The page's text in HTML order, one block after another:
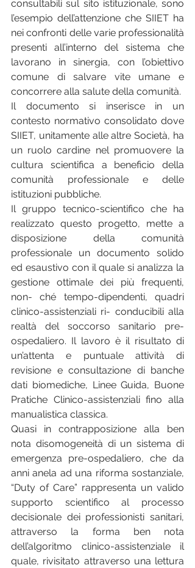
consultabili sul sito istituzionale, sono
l’esempio dell’attenzione che SIIET ha
nei confronti delle varie professionalità
presenti all’interno del sistema che
lavorano in sinergia, con l’obiettivo
comune di salvare vite umane e
concorrere alla salute della comunità.
Il documento si inserisce in un
contesto normativo consolidato dove
SIIET, unitamente alle altre Società, ha
un ruolo cardine nel promuovere la
cultura scientifica a beneficio della
comunità professionale e delle
istituzioni pubbliche.
Il gruppo tecnico-scientifico che ha
realizzato questo progetto, mette a
disposizione della comunità
professionale un documento solido
ed esaustivo con il quale si analizza la
gestione ottimale dei più frequenti,
non- ché tempo-dipendenti, quadri
clinico-assistenziali ri- conducibili alla
realtà del soccorso sanitario pre-
ospedaliero. Il lavoro è il risultato di
un’attenta e puntuale attività di
revisione e consultazione di banche
dati biomediche, Linee Guida, Buone
Pratiche Clinico-assistenziali fino alla
manualistica classica.
Quasi in contrapposizione alla ben
nota disomogeneità di un sistema di
emergenza pre-ospedaliero, che da
anni anela ad una riforma sostanziale,
“Duty of Care” rappresenta un valido
supporto scientifico al processo
decisionale dei professionisti sanitari,
attraverso la forma ben nota
dell’algoritmo clinico-assistenziale il
quale, rivisitato attraverso una lettura